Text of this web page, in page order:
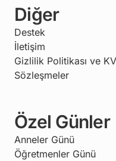
Diğer
Destek
İletişim
Gizlilik Politikası ve
Sözleşmeler
Özel Günler
Anneler Günü
Öğretmenler Günü